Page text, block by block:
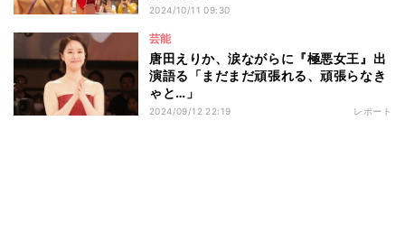
2024/10/11 09:30
芸能
唐田えりか、涙ながらに『極悪女王』出
演語る「まだまだ頑張れる、頑張らなき
ゃと…」
2024/09/12 22:19 レポート